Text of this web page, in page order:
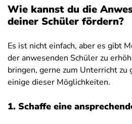
Wie kannst du die
deiner Schüler fördern?
Es ist nicht einfach, aber es gibt
der anwesenden Schüler zu
bringen, gerne zum Unterricht zu
einige dieser Möglichkeiten.
1. Schaffe eine